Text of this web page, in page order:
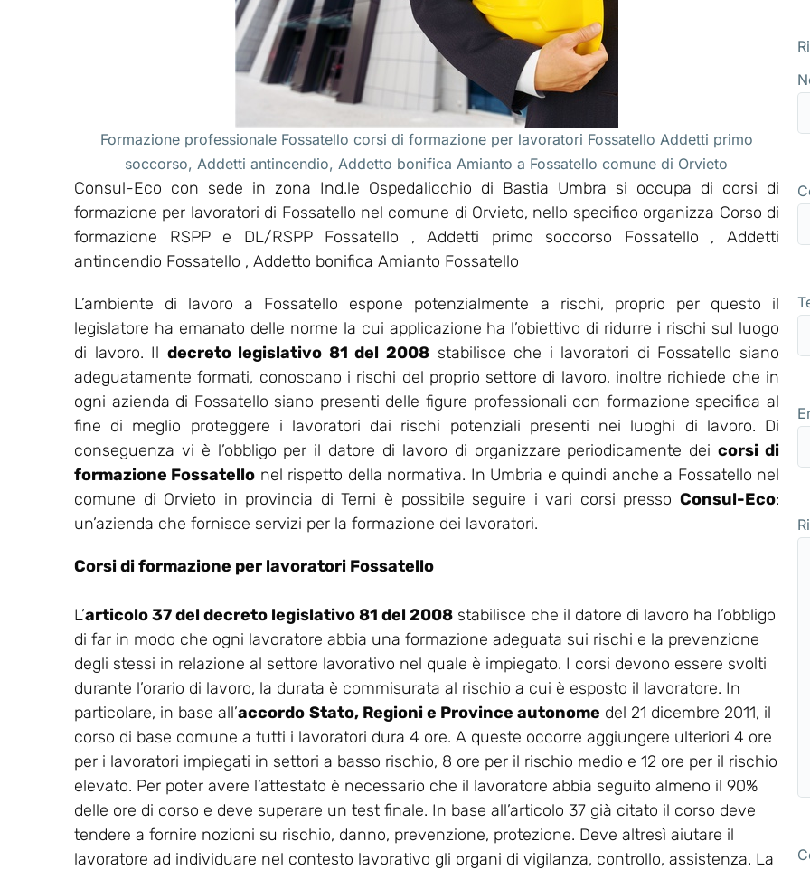
Formazione professionale Fossatello corsi di formazione per lavoratori Fossatello Addetti primo
soccorso, Addetti antincendio, Addetto bonifica Amianto a Fossatello comune di Orvieto
Consul-Eco con sede in zona Ind.le Ospedalicchio di Bastia Umbra si occupa di corsi di
formazione per lavoratori di Fossatello nel comune di Orvieto, nello specifico organizza Corso di
formazione RSPP e DL/RSPP Fossatello , Addetti primo soccorso Fossatello , Addetti
antincendio Fossatello , Addetto bonifica Amianto Fossatello
L’ambiente di lavoro a Fossatello espone potenzialmente a rischi, proprio per questo il
legislatore ha emanato delle norme la cui applicazione ha l’obiettivo di ridurre i rischi sul luogo
di lavoro. Il decreto legislativo 81 del 2008 stabilisce che i lavoratori di Fossatello siano
adeguatamente formati, conoscano i rischi del proprio settore di lavoro, inoltre richiede che in
ogni azienda di Fossatello siano presenti delle figure professionali con formazione specifica al
fine di meglio proteggere i lavoratori dai rischi potenziali presenti nei luoghi di lavoro. Di
conseguenza vi è l’obbligo per il datore di lavoro di organizzare periodicamente deicorsi di
formazione Fossatello nel rispetto della normativa. In Umbria e quindi anche a Fossatello nel
comune di Orvieto in provincia di Terni è possibile seguire i vari corsi presso Consul-Eco:
un’azienda che fornisce servizi per la formazione dei lavoratori.
Corsi di formazione per lavoratori Fossatello
L’articolo 37 del decreto legislativo 81 del 2008 stabilisce che il datore di lavoro ha l’obbligo
di far in modo che ogni lavoratore abbia una formazione adeguata sui rischi e la prevenzione
degli stessi in relazione al settore lavorativo nel quale è impiegato. I corsi devono essere svolti
durante l’orario di lavoro, la durata è commisurata al rischio a cui è esposto il lavoratore. In
particolare, in base all’accordo Stato, Regioni e Province autonome del 21 dicembre 2011, il
corso di base comune a tutti i lavoratori dura 4 ore. A queste occorre aggiungere ulteriori 4 ore
per i lavoratori impiegati in settori a basso rischio, 8 ore per il rischio medio e 12 ore per il rischio
elevato. Per poter avere l’attestato è necessario che il lavoratore abbia seguito almeno il 90%
delle ore di corso e deve superare un test finale. In base all’articolo 37 già citato il corso deve
tendere a fornire nozioni su rischio, danno, prevenzione, protezione. Deve altresì aiutare il
lavoratore ad individuare nel contesto lavorativo gli organi di vigilanza, controllo, assistenza. La